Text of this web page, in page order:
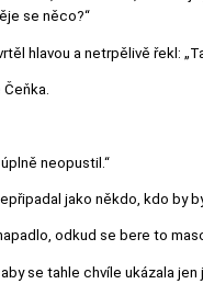
se něco?“
hlavou a netrpělivě řekl:
neopustil.“
jako někdo, kdo by
odkud se bere to
se tahle chvíle ukázala